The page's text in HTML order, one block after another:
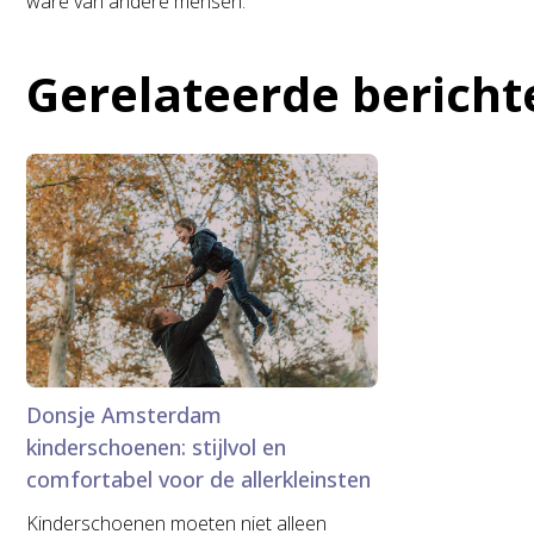
Gerelateerde
Donsje Amsterdam
kinderschoenen: stijlvol en
comfortabel voor de allerkleinsten
Kinderschoenen moeten niet alleen